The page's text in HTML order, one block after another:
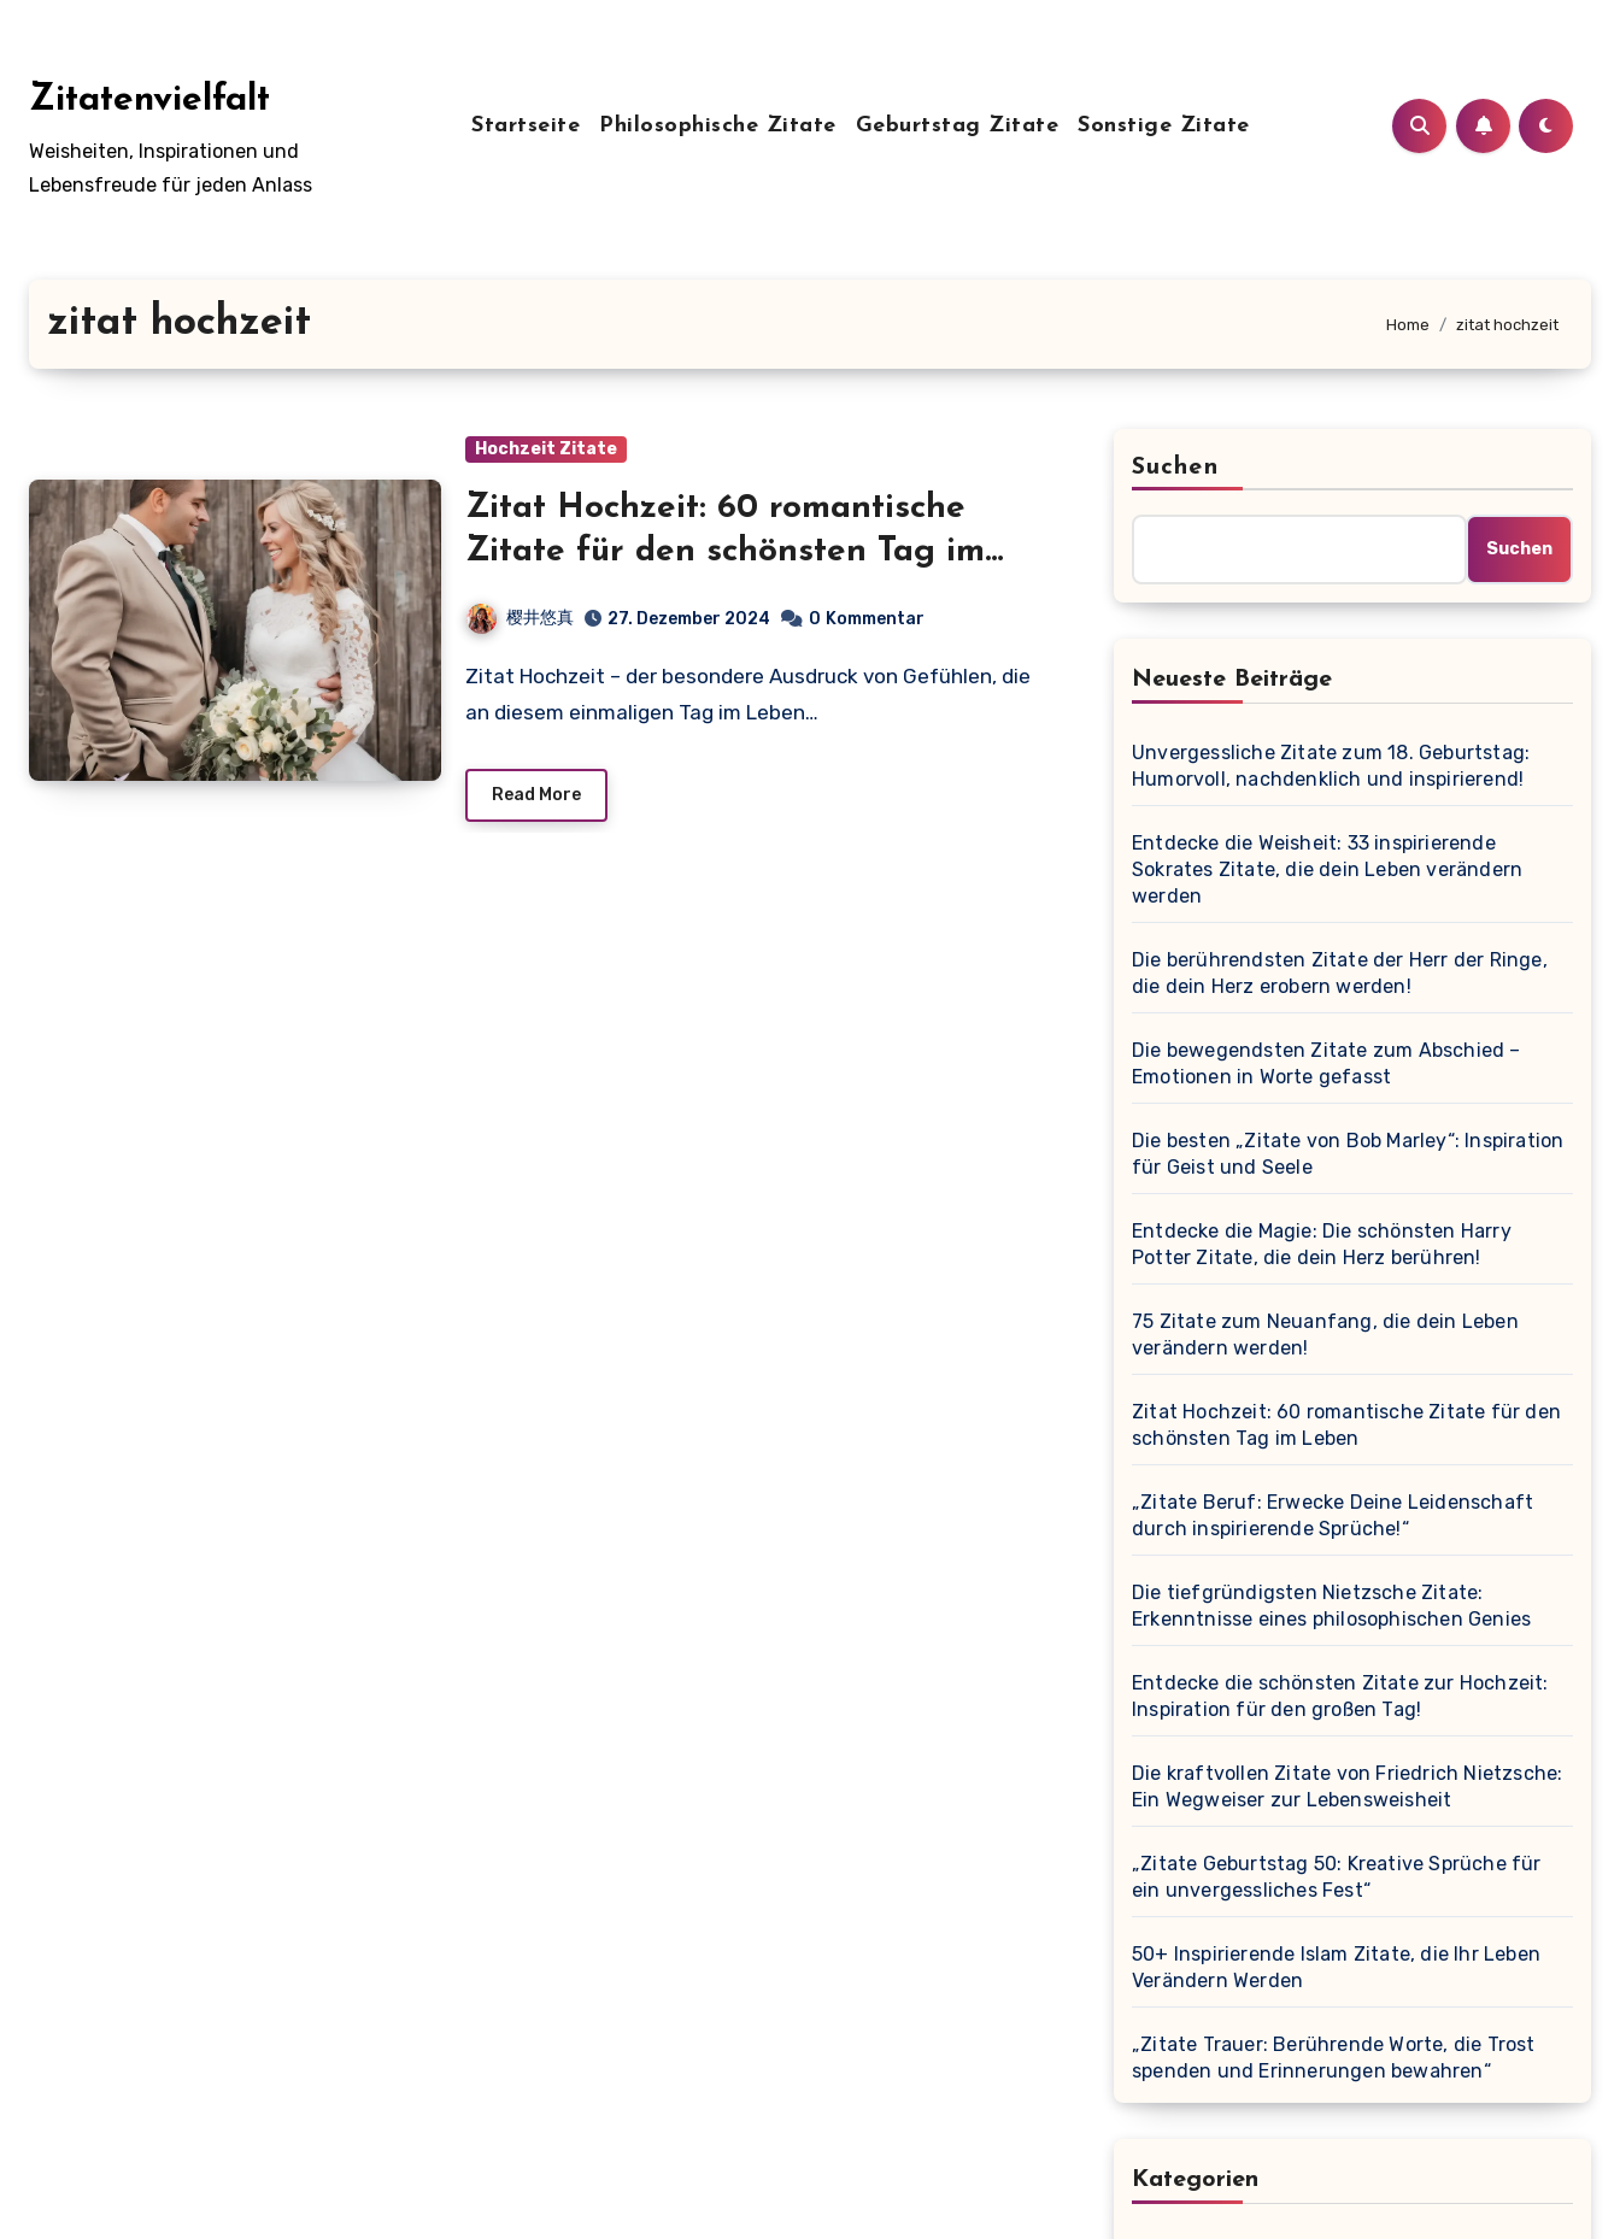
springen
Zitatenvielfalt
Weisheiten, Inspirationen und
Lebensfreude für jeden Anlass
Startseite Philosophische Zitate Geburtstag Zitate Sonstige Zitate
zitat hochzeit Home zitat hochzeit
Hochzeit Zitate
Zitat Hochzeit: 60 romantische
Zitate für den schönsten Tag im
Leben
樱井悠真 27. Dezember 2024 0 Kommentar
Zitat Hochzeit – der besondere Ausdruck von Gefühlen, die
an diesem einmaligen Tag im Leben…
Read More
Suchen
Suchen
Neueste Beiträge
Unvergessliche Zitate zum 18. Geburtstag:
Humorvoll, nachdenklich und inspirierend!
Entdecke die Weisheit: 33 inspirierende
Sokrates Zitate, die dein Leben verändern
werden
Die berührendsten Zitate der Herr der Ringe,
die dein Herz erobern werden!
Die bewegendsten Zitate zum Abschied –
Emotionen in Worte gefasst
Die besten „Zitate von Bob Marley“: Inspiration
für Geist und Seele
Entdecke die Magie: Die schönsten Harry
Potter Zitate, die dein Herz berühren!
75 Zitate zum Neuanfang, die dein Leben
verändern werden!
Zitat Hochzeit: 60 romantische Zitate für den
schönsten Tag im Leben
„Zitate Beruf: Erwecke Deine Leidenschaft
durch inspirierende Sprüche!“
Die tiefgründigsten Nietzsche Zitate:
Erkenntnisse eines philosophischen Genies
Entdecke die schönsten Zitate zur Hochzeit:
Inspiration für den großen Tag!
Die kraftvollen Zitate von Friedrich Nietzsche:
Ein Wegweiser zur Lebensweisheit
„Zitate Geburtstag 50: Kreative Sprüche für
ein unvergessliches Fest“
50+ Inspirierende Islam Zitate, die Ihr Leben
Verändern Werden
„Zitate Trauer: Berührende Worte, die Trost
spenden und Erinnerungen bewahren“
Kategorien